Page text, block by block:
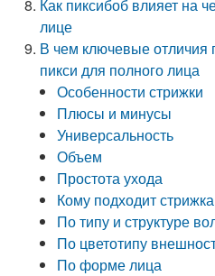
Как пиксибоб влияет на
лице
В чем ключевые отличия
пикси для полного лица
Особенности стрижки
Плюсы и минусы
Универсальность
Объем
Простота ухода
Кому подходит
По типу и структуре
По цветотипу
По форме лица